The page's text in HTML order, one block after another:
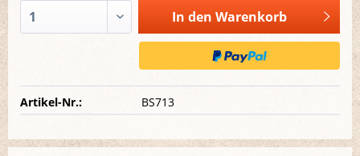
In den Warenkorb
Artikel-Nr.: BS713